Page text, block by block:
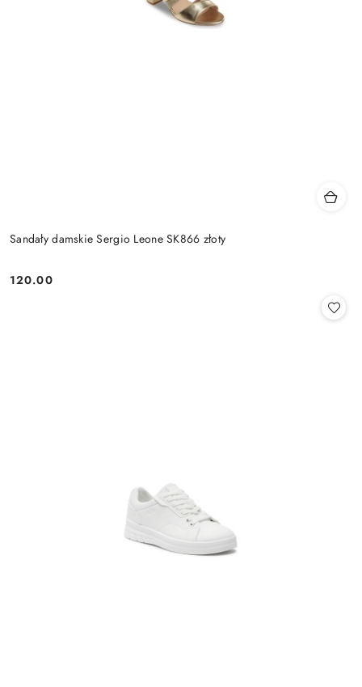
Sandały damskie Sergio Leone SK866 złoty
Cena:
120.00